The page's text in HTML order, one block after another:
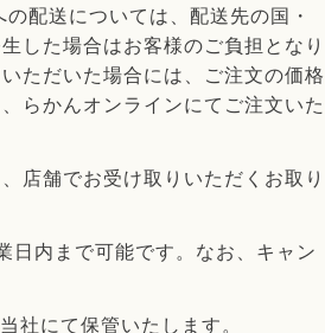
配送については、配送先の国・
した場合はお客様のご負担となり
ただいた場合には、ご注文の価格
らかんオンラインにてご注文いた
店舗でお受け取りいただくお取り
内まで可能です。なお、キャン
にて保管いたします。